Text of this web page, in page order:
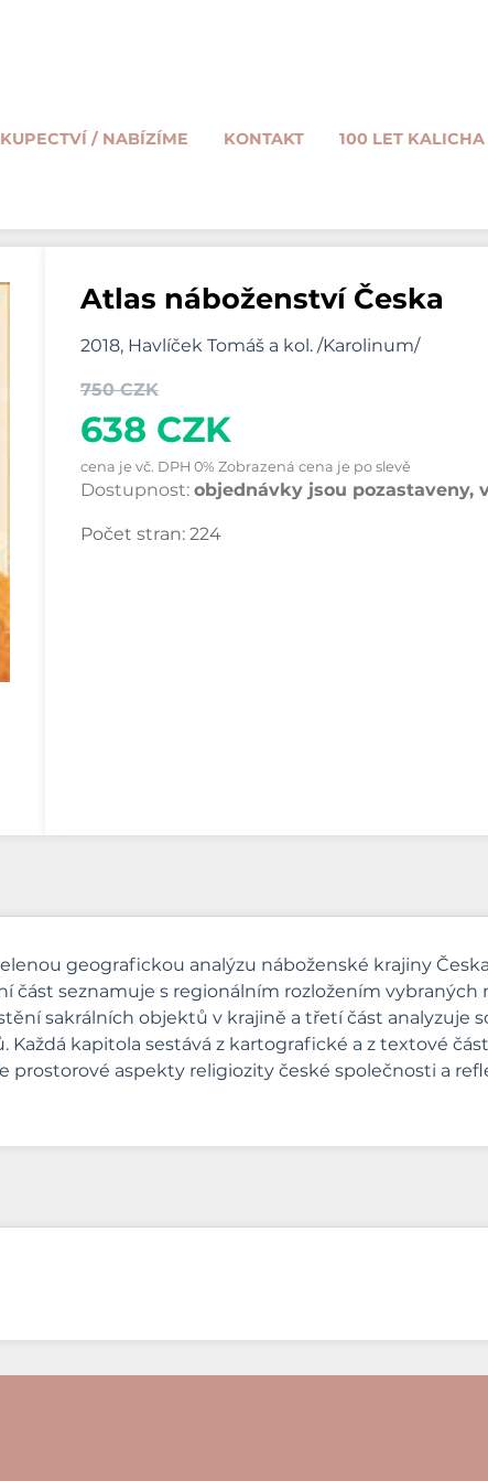
/ NABÍZÍME KONTAKT 100 LET
Atlas náboženství Česka
2018, Havlíček Tomáš a kol. /Karolinum/
750 CZK
638 CZK
cena je vč. DPH 0% Zobrazená cena je po slevě
Dostupnost: objednávky jsou pozastaveny,
Počet stran: 224
geografickou analýzu náboženské krajiny
část seznamuje s regionálním rozložením
sakrálních objektů v krajině a třetí část analyzuje
kapitola sestává z kartografické a z textové
aspekty religiozity české společnosti a